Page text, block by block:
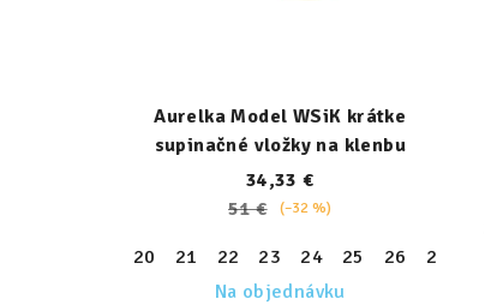
Aurelka Model WSiK krátke
supinačné vložky na klenbu
34,33 €
51 €
(–32 %)
20 21 22 23 24 25 26 27
Na objednávku